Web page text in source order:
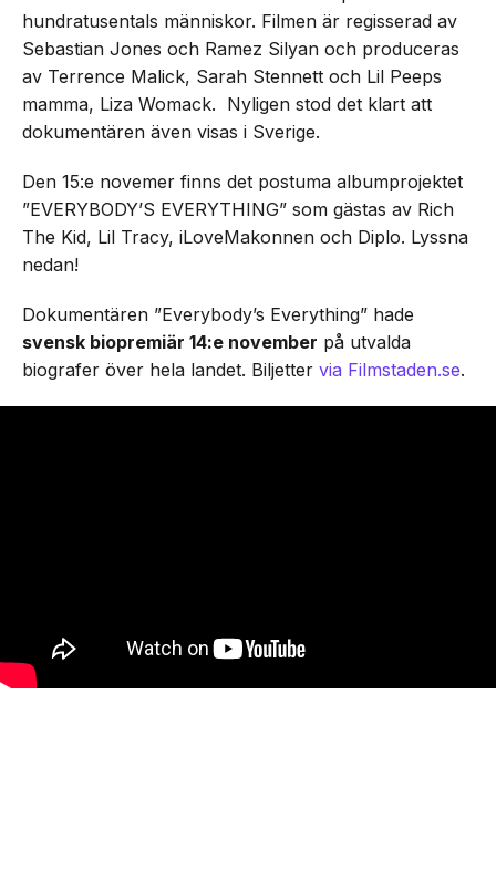
hundratusentals människor. Filmen är regisserad av
Sebastian Jones och Ramez Silyan och produceras
av Terrence Malick, Sarah Stennett och Lil Peeps
mamma, Liza Womack. Nyligen stod det klart att
dokumentären även visas i Sverige.
Den 15:e novemer finns det postuma albumprojektet
”EVERYBODY’S EVERYTHING” som gästas av Rich
The Kid, Lil Tracy, iLoveMakonnen och Diplo. Lyssna
nedan!
Dokumentären ”Everybody’s Everything” hade
svensk biopremiär 14:e november på utvalda
biografer över hela landet. Biljetter via Filmstaden.se.